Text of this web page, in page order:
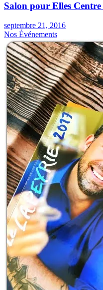
Salon pour Elles
septembre 21, 2016
Nos Événements